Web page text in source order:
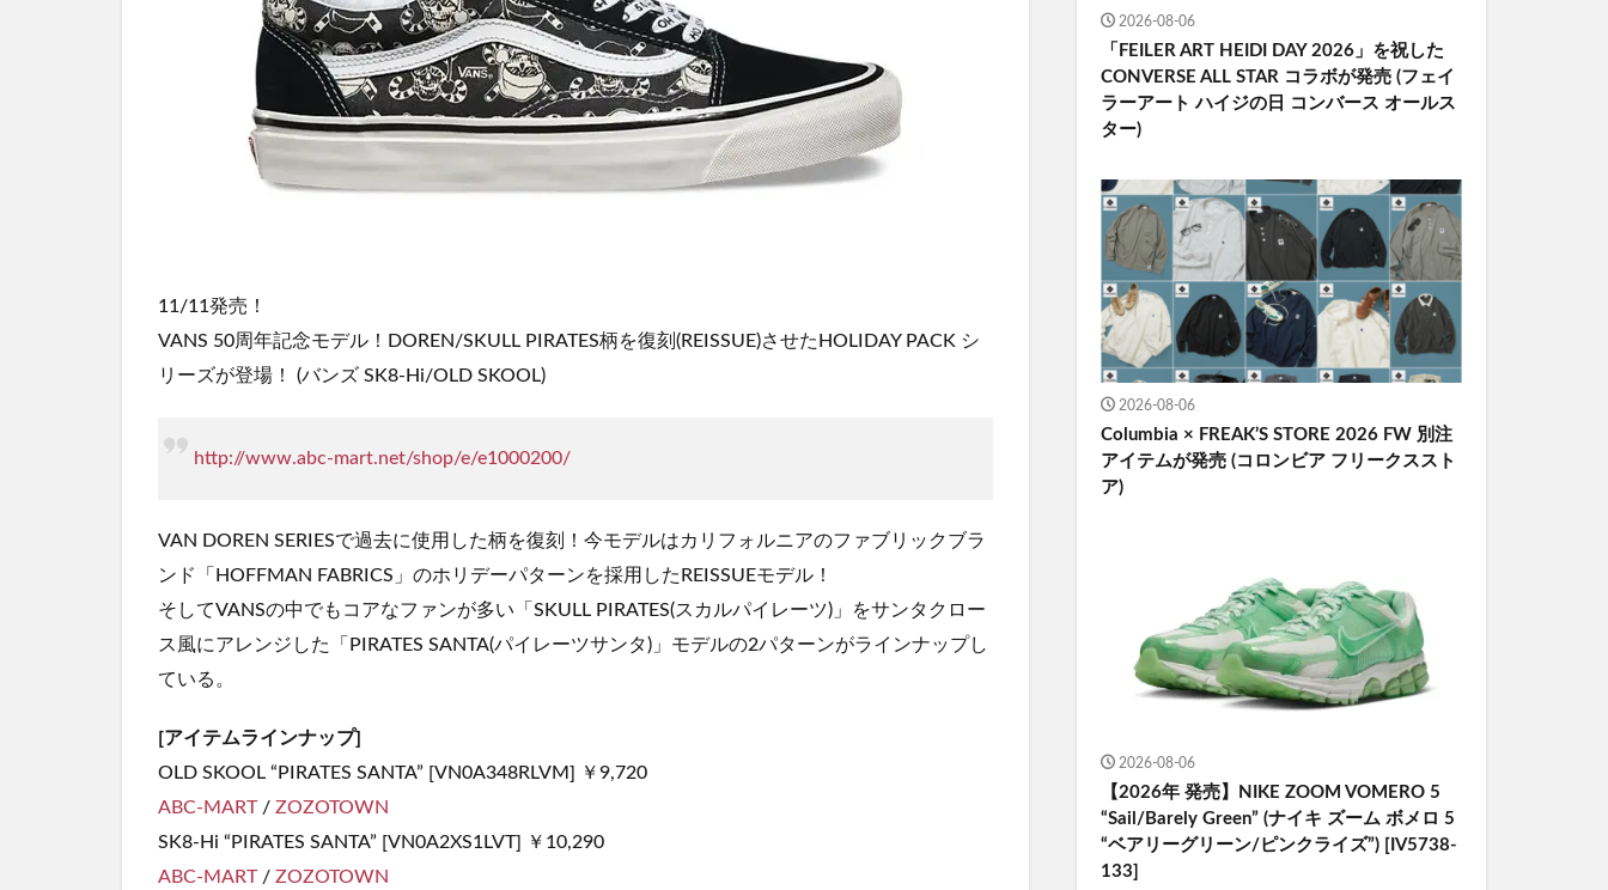
11/11発売！
VANS 50周年記念モデル！DOREN/SKULL PIRATES柄を復刻(REISSUE)させたHOLIDAY PACK シ
リーズが登場！ (バンズ SK8-Hi/OLD SKOOL)
http://www.abc-mart.net/shop/e/e1000200/
VAN DOREN SERIESで過去に使用した柄を復刻！今モデルはカリフォルニアのファブリックブラ
ンド「HOFFMAN FABRICS」のホリデーパターンを採用したREISSUEモデル！
そしてVANSの中でもコアなファンが多い「SKULL PIRATES(スカルパイレーツ)」をサンタクロー
ス風にアレンジした「PIRATES SANTA(パイレーツサンタ)」モデルの2パターンがラインナップし
ている。
[アイテムラインナップ]
OLD SKOOL “PIRATES SANTA” [VN0A348RLVM] ￥9,720
ABC-MART/ ZOZOTOWN
SK8-Hi “PIRATES SANTA” [VN0A2XS1LVT] ￥10,290
ABC-MART/ ZOZOTOWN
2026-08-06
「FEILER ART HEIDI DAY 2026」を祝した
CONVERSE ALL STAR コラボが発売 (フェイ
ラーアート ハイジの日 コンバース オールス
ター)
2026-08-06
Columbia × FREAK’S STORE 2026 FW 別注
アイテムが発売 (コロンビア フリークススト
ア)
2026-08-06
【2026年 発売】NIKE ZOOM VOMERO 5
“Sail/Barely Green” (ナイキ ズーム ボメロ 5
“ベアリーグリーン/ピンクライズ”) [IV5738-
133]